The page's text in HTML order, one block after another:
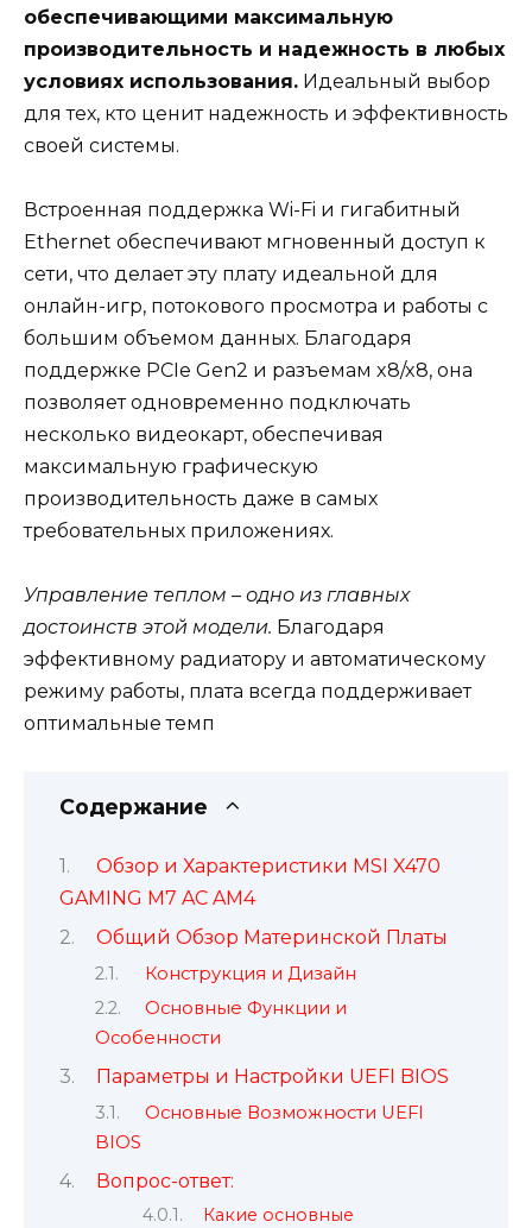
обеспечивающими максимальную
производительность и надежность в любых
условиях использования. Идеальный выбор
для тех, кто ценит надежность и эффективность
своей системы.
Встроенная поддержка Wi-Fi и гигабитный
Ethernet обеспечивают мгновенный доступ к
сети, что делает эту плату идеальной для
онлайн-игр, потокового просмотра и работы с
большим объемом данных. Благодаря
поддержке PCIe Gen2 и разъемам x8/x8, она
позволяет одновременно подключать
несколько видеокарт, обеспечивая
максимальную графическую
производительность даже в самых
требовательных приложениях.
Управление теплом – одно из главных
достоинств этой модели. Благодаря
эффективному радиатору и автоматическому
режиму работы, плата всегда поддерживает
оптимальные темп
Содержание
Обзор и Характеристики MSI X470
GAMING M7 AC AM4
Общий Обзор Материнской Платы
Конструкция и Дизайн
Основные Функции и
Особенности
Параметры и Настройки UEFI BIOS
Основные Возможности UEFI
BIOS
Вопрос-ответ:
Какие основные